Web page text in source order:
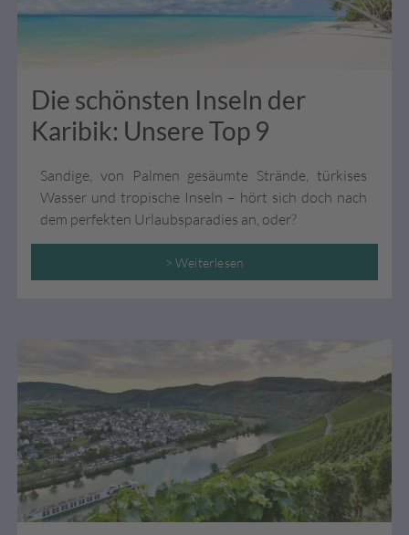
Die schönsten Inseln der
Karibik: Unsere Top 9
Sandige, von Palmen gesäumte Strände, türkises
Wasser und tropische Inseln – hört sich doch nach
dem perfekten Urlaubsparadies an, oder?
> Weiterlesen